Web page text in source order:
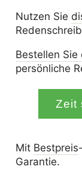
Nutzen Sie
Bestellen Sie
persönliche
Zeit
Mit Bestpreis
Garantie.